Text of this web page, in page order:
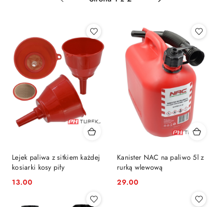
Lejek paliwa z sitkiem każdej
kosiarki kosy piły
Cena:
13.00
Kanister NAC na paliwo 5l z
rurką wlewową
Cena:
29.00